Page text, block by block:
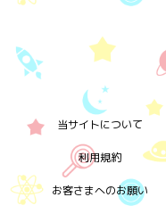
当サイトについて
利用規約
お客さまへのお願い